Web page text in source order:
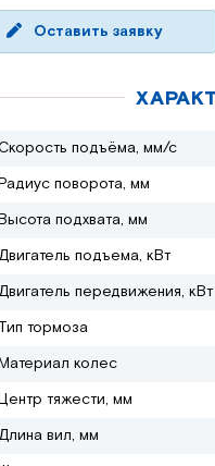
Оставить заявку
подъёма, мм/с
поворота, мм
подхвата, мм
подъема, кВт
передвижения, кВт
Тип тормоза
колес
тяжести, мм
вил, мм